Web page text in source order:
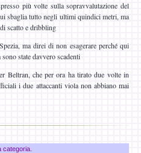
più volte sulla sopravvalutazione del
sbaglia tutto negli ultimi quindici metri, ma
scatto e dribbling
ma direi di non esagerare perché qui
state davvero scadenti
Beltran, che per ora ha tirato due volte in
i due attaccanti viola non abbiano mai
categoria